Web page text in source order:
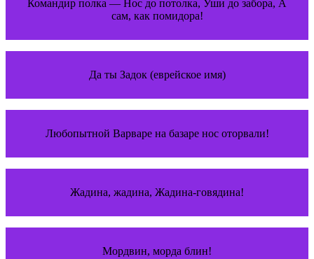
Командир полка — Нос до потолка, Уши до забора, А
сам, как помидора!
Да ты Задок (еврейское имя)
Любопытной Варваре на базаре нос оторвали!
Жадина, жадина, Жадина-говядина!
Мордвин, морда блин!